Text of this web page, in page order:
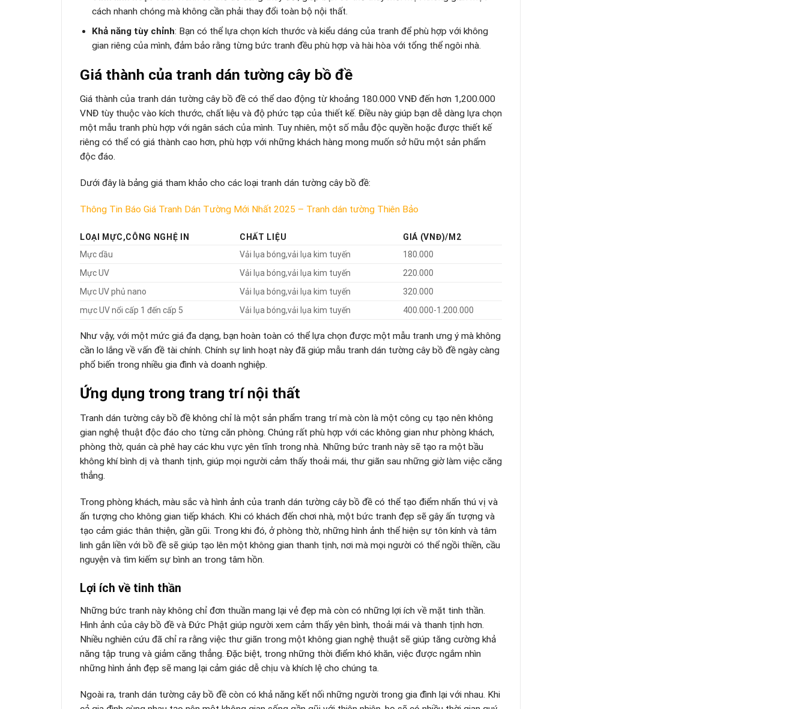
cách nhanh chóng mà không cần phải thay đổi toàn bộ nội thất.
Khả năng tùy chỉnh: Bạn có thể lựa chọn kích thước và kiểu dáng của tranh để phù hợp với không
gian riêng của mình, đảm bảo rằng từng bức tranh đều phù hợp và hài hòa với tổng thể ngôi nhà.
Giá thành của tranh dán tường cây bồ đề
Giá thành của tranh dán tường cây bồ đề có thể dao động từ khoảng 180.000 VNĐ đến hơn 1,200.000
VNĐ tùy thuộc vào kích thước, chất liệu và độ phức tạp của thiết kế. Điều này giúp bạn dễ dàng lựa chọn
một mẫu tranh phù hợp với ngân sách của mình. Tuy nhiên, một số mẫu độc quyền hoặc được thiết kế
riêng có thể có giá thành cao hơn, phù hợp với những khách hàng mong muốn sở hữu một sản phẩm
độc đáo.
Dưới đây là bảng giá tham khảo cho các loại tranh dán tường cây bồ đề:
Thông Tin Báo Giá Tranh Dán Tường Mới Nhất 2025 – Tranh dán tường Thiên Bảo
LOẠI MỰC,CÔNG NGHỆ IN CHẤT LIỆU
GIÁ (VNĐ)/M2
Mực dầu
Vải lụa bóng,vải lụa kim tuyến
180.000
Mực UV
Vải lụa bóng,vải lụa kim tuyến
220.000
Mực UV phủ nano
Vải lụa bóng,vải lụa kim tuyến
320.000
mực UV nổi cấp 1 đến cấp 5
Vải lụa bóng,vải lụa kim tuyến 400.000-1.200.000
Như vậy, với một mức giá đa dạng, bạn hoàn toàn có thể lựa chọn được một mẫu tranh ưng ý mà không
cần lo lắng về vấn đề tài chính. Chính sự linh hoạt này đã giúp mẫu tranh dán tường cây bồ đề ngày càng
phổ biến trong nhiều gia đình và doanh nghiệp.
Ứng dụng trong trang trí nội thất
Tranh dán tường cây bồ đề không chỉ là một sản phẩm trang trí mà còn là một công cụ tạo nên không
gian nghệ thuật độc đáo cho từng căn phòng. Chúng rất phù hợp với các không gian như phòng khách,
phòng thờ, quán cà phê hay các khu vực yên tĩnh trong nhà. Những bức tranh này sẽ tạo ra một bầu
không khí bình dị và thanh tịnh, giúp mọi người cảm thấy thoải mái, thư giãn sau những giờ làm việc căng
thẳng.
Trong phòng khách, màu sắc và hình ảnh của tranh dán tường cây bồ đề có thể tạo điểm nhấn thú vị và
ấn tượng cho không gian tiếp khách. Khi có khách đến chơi nhà, một bức tranh đẹp sẽ gây ấn tượng và
tạo cảm giác thân thiện, gần gũi. Trong khi đó, ở phòng thờ, những hình ảnh thể hiện sự tôn kính và tâm
linh gắn liền với bồ đề sẽ giúp tạo lên một không gian thanh tịnh, nơi mà mọi người có thể ngồi thiền, cầu
nguyện và tìm kiếm sự bình an trong tâm hồn.
Lợi ích về tinh thần
Những bức tranh này không chỉ đơn thuần mang lại vẻ đẹp mà còn có những lợi ích về mặt tinh thần.
Hình ảnh của cây bồ đề và Đức Phật giúp người xem cảm thấy yên bình, thoải mái và thanh tịnh hơn.
Nhiều nghiên cứu đã chỉ ra rằng việc thư giãn trong một không gian nghệ thuật sẽ giúp tăng cường khả
năng tập trung và giảm căng thẳng. Đặc biệt, trong những thời điểm khó khăn, việc được ngắm nhìn
những hình ảnh đẹp sẽ mang lại cảm giác dễ chịu và khích lệ cho chúng ta.
Ngoài ra, tranh dán tường cây bồ đề còn có khả năng kết nối những người trong gia đình lại với nhau. Khi